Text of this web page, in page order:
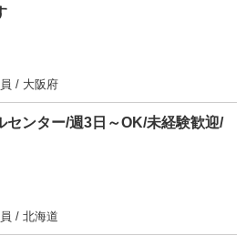
/ 大阪府
センター/週3日～OK/未経験歓迎/
/ 北海道